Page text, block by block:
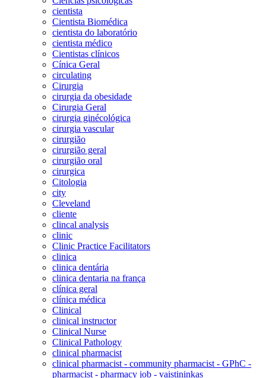
cientista
Cientista Biomédica
cientista do laboratório
cientista médico
Cientistas clínicos
Cínica Geral
circulating
Cirurgia
cirurgia da obesidade
Cirurgia Geral
cirurgia ginécológica
cirurgia vascular
cirurgião
cirurgião geral
cirurgião oral
cirurgica
Citologia
city
Cleveland
cliente
clincal analysis
clinic
Clinic Practice Facilitators
clinica
clinica dentária
clinica dentaria na frança
clínica geral
clínica médica
Clinical
clinical instructor
Clinical Nurse
Clinical Pathology
clinical pharmacist
clinical pharmacist - community pharmacist - GPhC -
pharmacist - pharmacy job - vaistininkas